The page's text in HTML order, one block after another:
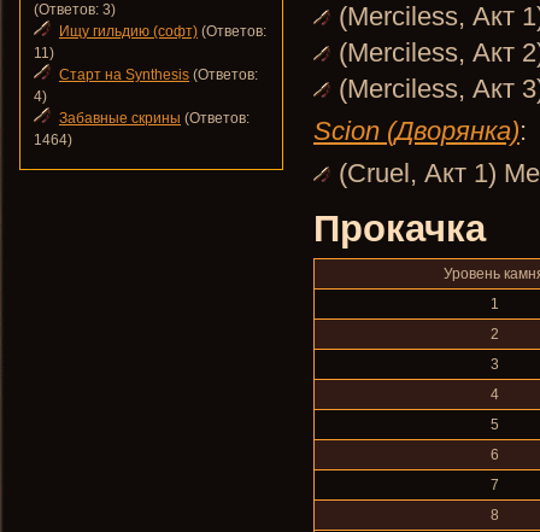
(Merciless, Акт
(Merciless, Акт
(Merciless, Акт
Scion (Дворянка):
(Cruel, Акт 1)
Прокачка
Уровень
1
2
3
4
5
6
7
8
(Ответов: 3)
Ищу гильдию (софт) (Ответов:
11)
Старт на Synthesis (Ответов:
4)
Забавные скрины (Ответов:
1464)